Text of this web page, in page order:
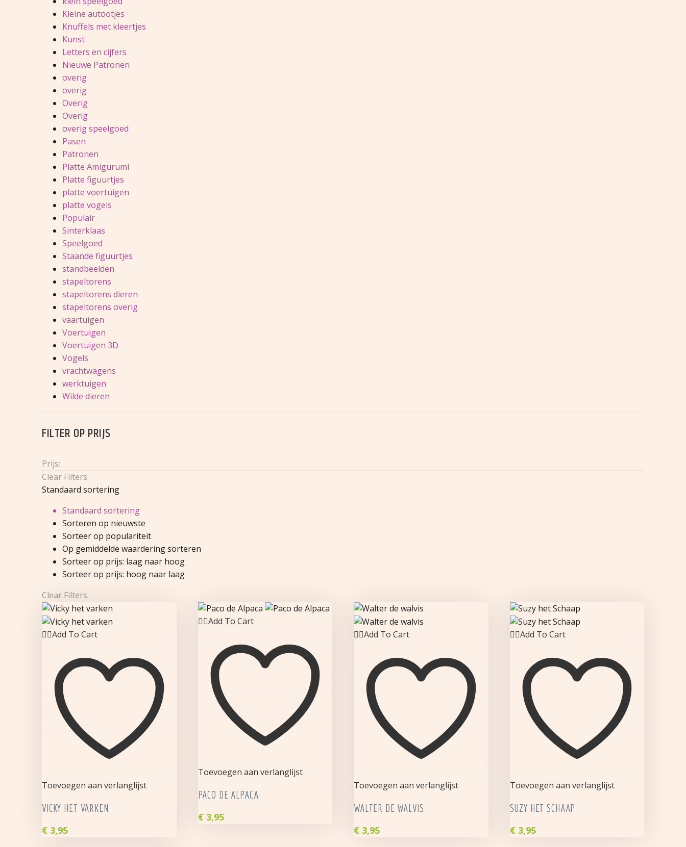
Kleine autootjes
Knuffels met kleertjes
Kunst
Letters en cijfers
Nieuwe Patronen
overig
overig
Overig
Overig
overig speelgoed
Pasen
Patronen
Platte Amigurumi
Platte figuurtjes
platte voertuigen
platte vogels
Populair
Sinterklaas
Speelgoed
Staande figuurtjes
standbeelden
stapeltorens
stapeltorens dieren
stapeltorens overig
vaartuigen
Voertuigen
Voertuigen 3D
Vogels
vrachtwagens
werktuigen
Wilde dieren
FILTER OPPRIJS
Prijs:
Clear Filters
Standaard sortering
Standaard sortering
Sorteren op nieuwste
Sorteer op populariteit
Op gemiddelde waardering sorteren
Sorteer op prijs: laag naar hoog
Sorteer op prijs: hoog naar laag
Clear Filters
Add To Cart
Toevoegen aan verlanglijst
VICKY HET VARKEN
€ 3,95
Add To Cart
Toevoegen aan verlanglijst
PACO DE ALPACA
€3,95
Add To Cart
Toevoegen aan verlanglijst
WALTER DE WALVIS
€ 3,95
Add To Cart
Toevoegen aan verlanglijst
SUZY HET SCHAAP
€3,95